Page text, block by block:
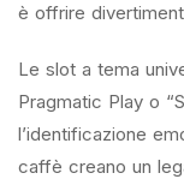
è offrire
Le slot a tema
Pragmatic Play o
l’identificazione
caffè creano un